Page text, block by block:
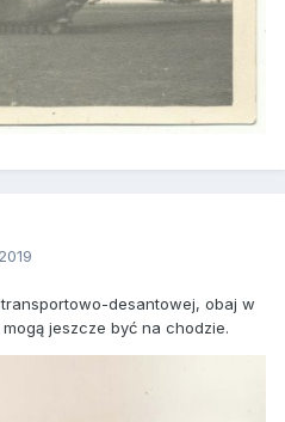
desantowej, obaj w
jeszcze być na chodzie.